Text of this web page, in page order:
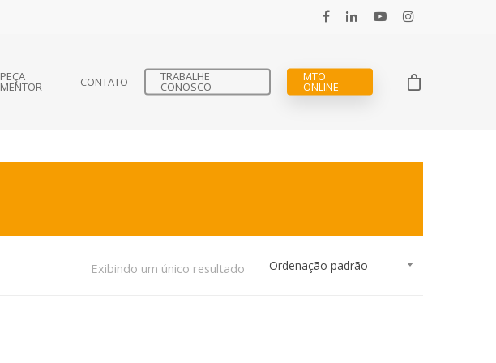
PEÇA
MENTOR CONTATO TRABALHE
CONOSCO
MTO
ONLINE
Ordenação padrão
Exibindo um único resultado